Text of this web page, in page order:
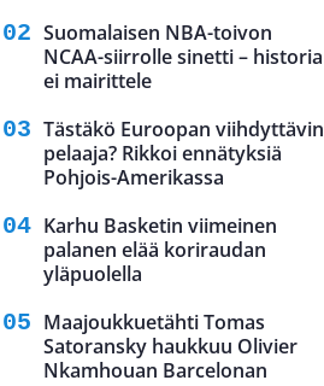
Suomalaisen NBA-toivon
NCAA-siirrolle sinetti – historia
ei mairittele
Tästäkö Euroopan viihdyttävin
pelaaja? Rikkoi ennätyksiä
Pohjois-Amerikassa
Karhu Basketin viimeinen
palanen elää koriraudan
yläpuolella
Maajoukkuetähti Tomas
Satoransky haukkuu Olivier
Nkamhouan Barcelonan